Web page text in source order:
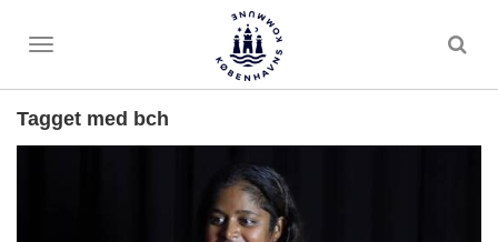
Toggle
Tagget med bch